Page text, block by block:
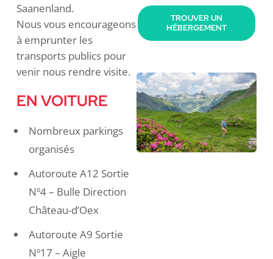
Saanenland.
Nous vous encourageons
à emprunter les
transports publics pour
venir nous rendre visite.
EN VOITURE
Nombreux parkings
organisés
Autoroute A12 Sortie
Nº4 – Bulle Direction
Château-d’Oex
Autoroute A9 Sortie
Nº17 – Aigle
TROUVER UN
HÉBERGEMENT